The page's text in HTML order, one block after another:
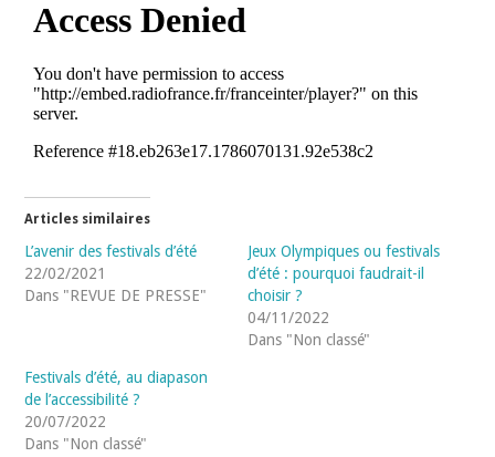
Articles similaires
L’avenir des festivals d’été
22/02/2021
Dans "REVUE DE PRESSE"
Jeux Olympiques ou festivals
d’été : pourquoi faudrait-il
choisir ?
04/11/2022
Dans "Non classé"
Festivals d’été, au diapason
de l’accessibilité ?
20/07/2022
Dans "Non classé"